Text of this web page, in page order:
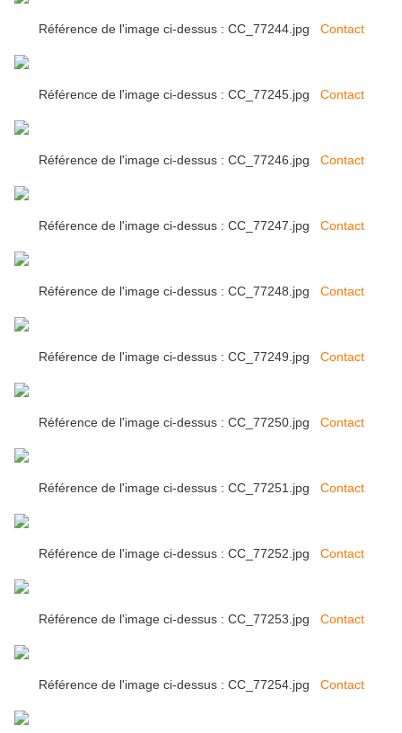
Référence de l'image ci-dessus : CC_77244.jpg Contact
Référence de l'image ci-dessus : CC_77245.jpg Contact
Référence de l'image ci-dessus : CC_77246.jpg Contact
Référence de l'image ci-dessus : CC_77247.jpg Contact
Référence de l'image ci-dessus : CC_77248.jpg Contact
Référence de l'image ci-dessus : CC_77249.jpg Contact
Référence de l'image ci-dessus : CC_77250.jpg Contact
Référence de l'image ci-dessus : CC_77251.jpg Contact
Référence de l'image ci-dessus : CC_77252.jpg Contact
Référence de l'image ci-dessus : CC_77253.jpg Contact
Référence de l'image ci-dessus : CC_77254.jpg Contact